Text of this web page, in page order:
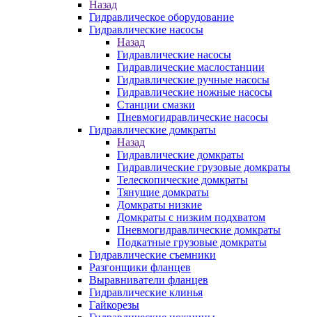
Назад
Гидравлическое оборудование
Гидравлические насосы
Назад
Гидравлические насосы
Гидравлические маслостанции
Гидравлические ручные насосы
Гидравлические ножные насосы
Станции смазки
Пневмогидравлические насосы
Гидравлические домкраты
Назад
Гидравлические домкраты
Гидравлические грузовые домкраты
Телескопические домкраты
Тянущие домкраты
Домкраты низкие
Домкраты с низким подхватом
Пневмогидравлические домкраты
Подкатные грузовые домкраты
Гидравлические съемники
Разгонщики фланцев
Выравниватели фланцев
Гидравлические клинья
Гайкорезы